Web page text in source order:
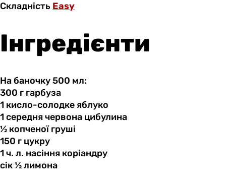
Складність Easy
Інгредієнти
На баночку 500 мл:
300 г гарбуза
1 кисло-солодке яблуко
1 середнячервона цибулина
½ копченоїгруші
150 г цукру
1 ч. л. насіння коріандру
сік ½лимона